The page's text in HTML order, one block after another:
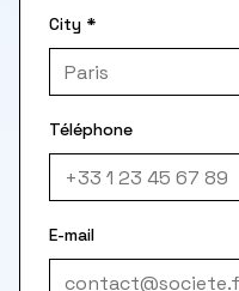
City *
Téléphone
E-mail